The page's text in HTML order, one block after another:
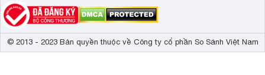
© 2013 - 2023 Bản quyền thuộc về Công ty cổ phần So Sánh Việt Nam